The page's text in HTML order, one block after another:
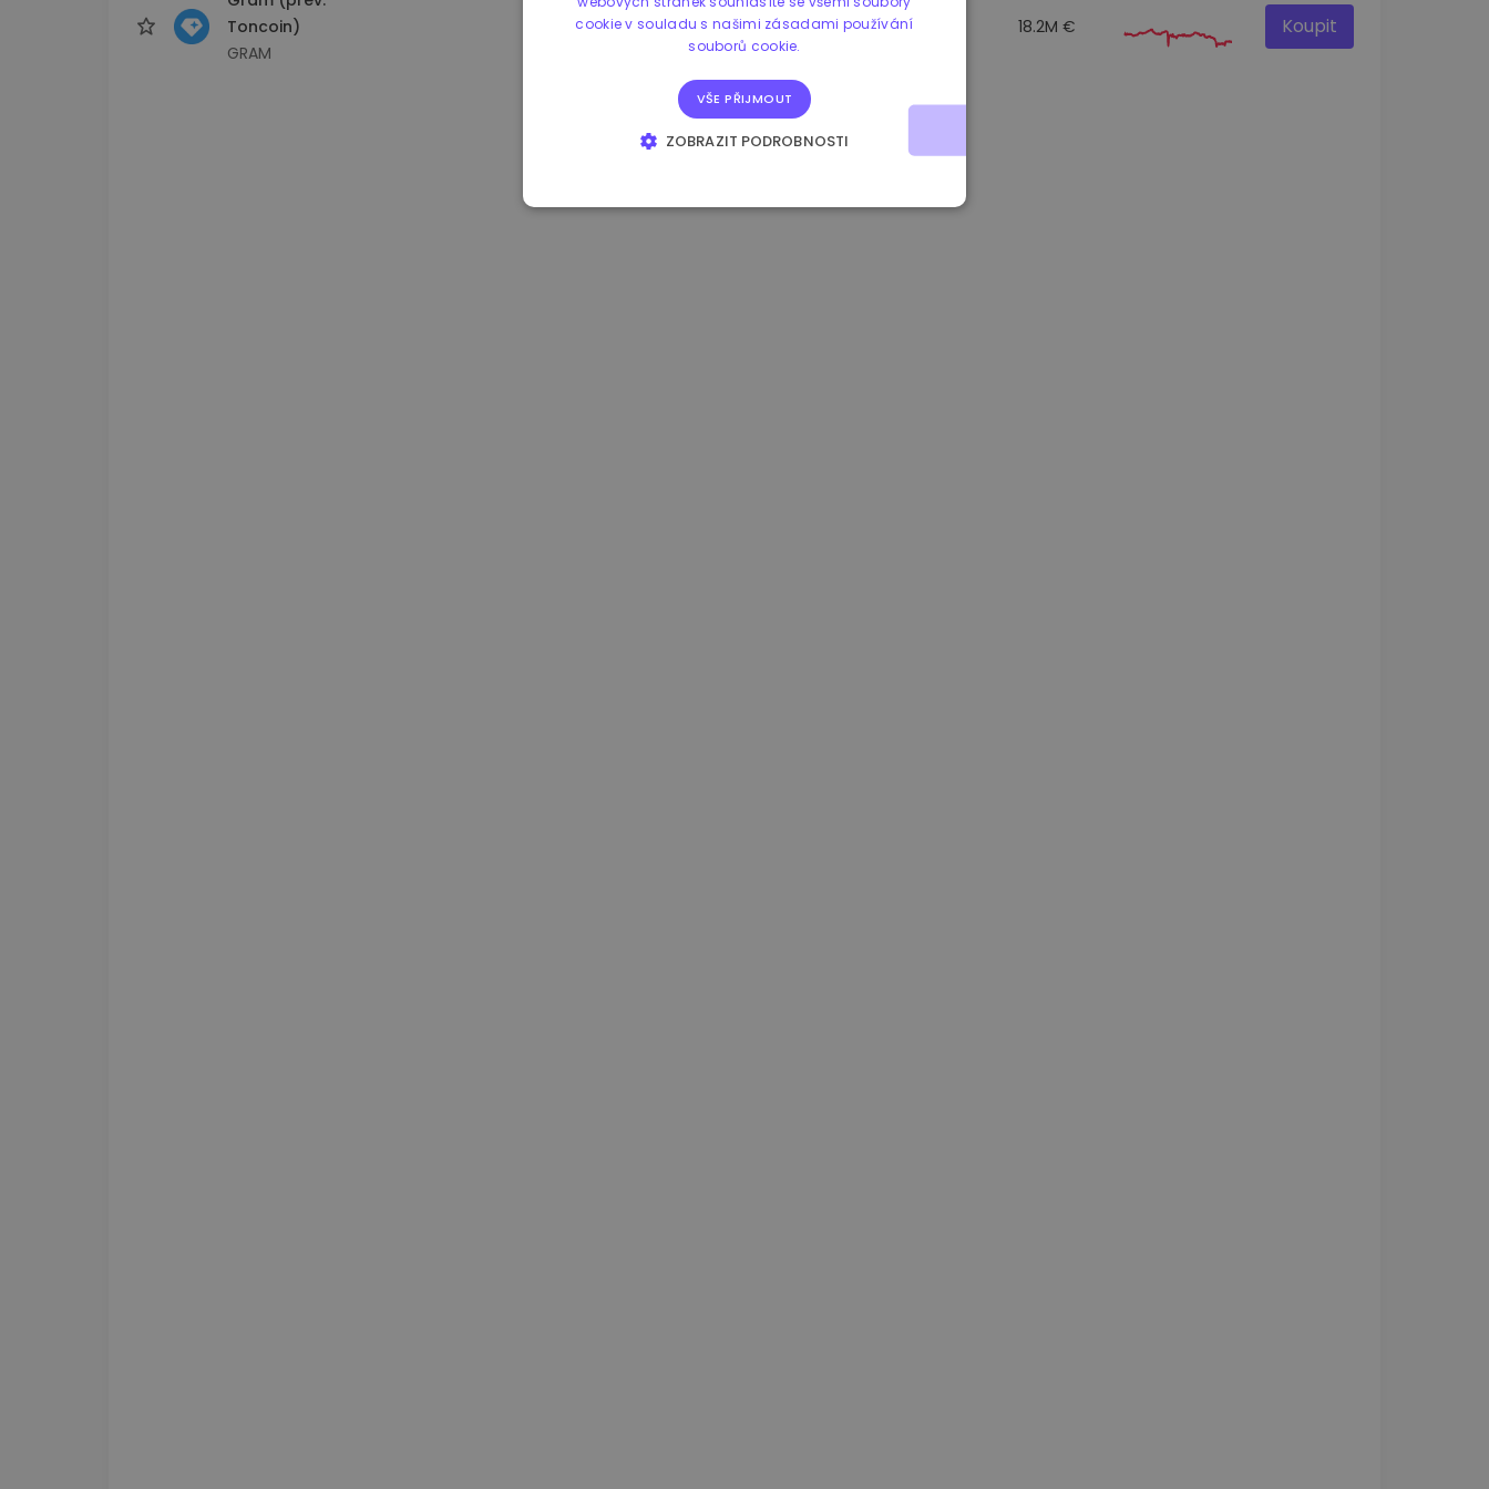
Toncoin)
GRAM
1.170000 € +2.60% 3.2B € 18.2M € Koupit
cookie v souladu s našimi zásadami používání
souborů cookie.
VŠE PŘIJMOUT
ZOBRAZIT PODROBNOSTI